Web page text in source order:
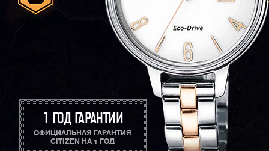
1 ГОД ГАРАНТИИ
ОФИЦИАЛЬНАЯ ГАРАНТИЯ
CITIZEN НА 1 ГОД